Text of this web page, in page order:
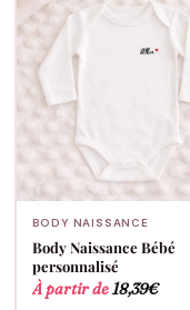
BODY NAISSANCE
Body Naissance Bébé
personnalisé
À partir de18,39€